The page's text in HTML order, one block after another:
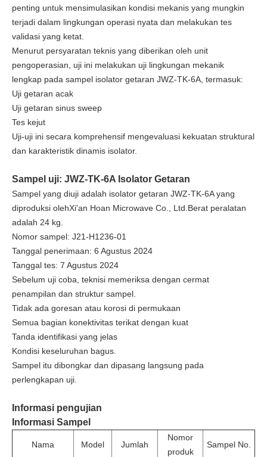
penting untuk mensimulasikan kondisi mekanis yang mungkin
terjadi dalam lingkungan operasi nyata dan melakukan tes
validasi yang ketat.
Menurut persyaratan teknis yang diberikan oleh unit
pengoperasian, uji ini melakukan uji lingkungan mekanik
lengkap pada sampel isolator getaran JWZ-TK-6A, termasuk:
Uji getaran acak
Uji getaran sinus sweep
Tes kejut
Uji-uji ini secara komprehensif mengevaluasi kekuatan struktural
dan karakteristik dinamis isolator.
Sampel uji: JWZ-TK-6A Isolator Getaran
Sampel yang diuji adalah isolator getaran JWZ-TK-6A yang
diproduksi olehXi'an Hoan Microwave Co., Ltd. Berat peralatan
adalah 24 kg.
Nomor sampel: J21-H1236-01
Tanggal penerimaan: 6 Agustus 2024
Tanggal tes: 7 Agustus 2024
Sebelum uji coba, teknisi memeriksa dengan cermat
penampilan dan struktur sampel.
Tidak ada goresan atau korosi di permukaan
Semua bagian konektivitas terikat dengan kuat
Tanda identifikasi yang jelas
Kondisi keseluruhan bagus.
Sampel itu dibongkar dan dipasang langsung pada
perlengkapan uji.
Informasi pengujian
Informasi Sampel
Nama Model Jumlah
Nomor
produk
Sampel No.